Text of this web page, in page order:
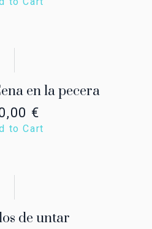
en la pecera
€
to Cart
de untar